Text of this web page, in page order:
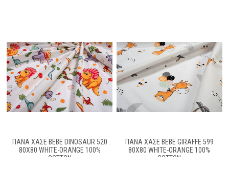
ΠΆΝΑ ΧΑΣΈ BEBE DINOSAUR 520
80X80 WHITE-ORANGE 100%
COTTON
ΠΆΝΑ ΧΑΣΈ BEBE GIRAFFE 599
80X80 WHITE-ORANGE 100%
COTTON